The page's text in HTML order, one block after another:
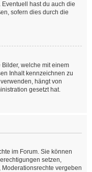
hast du auch die
sofern dies durch die
welche mit einem
Inhalt kennzeichnen zu
hängt von
gesetzt hat.
im Forum. Sie können
setzen,
vergeben